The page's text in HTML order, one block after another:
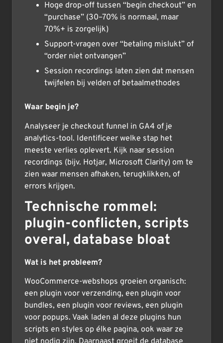
Hoge drop-off tussen “begin checkout” en
“purchase” (30–70% is normaal, maar
70%+ is zorgelijk)
Support-vragen over “betaling mislukt” of
“order niet ontvangen”
Session recordings laten zien dat mensen
twijfelen bij velden of betaalmethodes
Waar begin je?
Analyseer je checkout funnel in GA4 of je
analytics-tool. Identificeer welke stap het
meeste verlies oplevert. Kijk naar session
recordings (bijv. Hotjar, Microsoft Clarity) om te
zien waar mensen afhaken, terugklikken, of
errors krijgen.
Technische rommel:
plugin-conflicten, scripts
overal, database bloat
Wat is het probleem?
WooCommerce-webshops groeien organisch:
een plugin voor verzending, een plugin voor
bundles, een plugin voor reviews, een plugin
voor popups. Vaak laden al deze plugins hun
scripts en styles op élke pagina, ook waar ze